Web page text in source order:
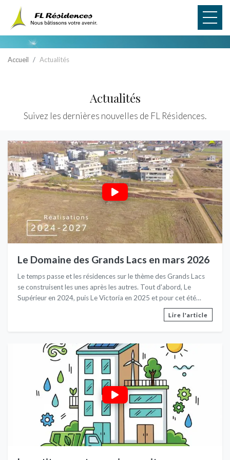
Accueil Actualités
Actualités
Suivez les dernières nouvelles de FL Résidences.
Le Domaine des Grands Lacs en mars 2026
Le temps passe et les résidences sur le thème des Grands Lacs
se construisent les unes après les autres. Tout d'abord, Le
Supérieur en 2024, puis Le Victoria en 2025 et pour cet été
2026, Le Tanganyika. Sans oublier Le Baïkal pour fin d'année
2026. Il était important pour nous, également, de vous présenter
en 2029... Belle découverte de nos résidences !
Lire l'article
Panneau de gestion des cookies